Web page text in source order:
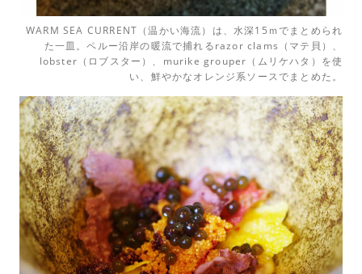
WARM SEA CURRENT（温かい海流）は、水深15ｍでまとめられ
た一皿。ペルー沿岸の暖流で捕れるrazor clams（マテ貝）、
lobster（ロブスター）、murike grouper（ムリケハタ）を使
い、鮮やかなオレンジ系ソースでまとめた。